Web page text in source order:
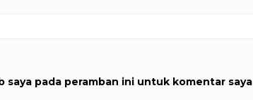
saya pada peramban ini untuk komentar saya